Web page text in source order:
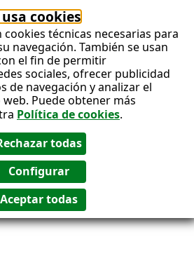
cookies
cookies técnicas necesarias para
navegación. También se usan
el fin de permitir
sociales, ofrecer publicidad
de navegación y analizar el
Puede obtener más
Política de cookies.